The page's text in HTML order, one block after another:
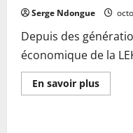
Serge Ndongue
Depuis des
économique de la
En savoir plusEn
savoir